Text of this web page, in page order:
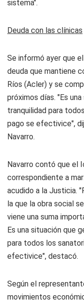
sistema".
Deuda con las clínicas
Se informó ayer que
deuda que mantiene
Ríos (Acler) y se
próximos días. "Es
tranquilidad para
pago se efectivice",
Navarro.
Navarro contó que el
correspondiente a
acudido a la Justicia.
la que la obra social
viene una suma
Es una situación que
para todos los
efectivice", destacó.
Según el
movimientos